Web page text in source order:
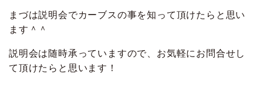
まづは説明会でカーブスの事を知って頂けたらと思い
ます＾＾
説明会は随時承っていますので、お気軽にお問合せし
て頂けたらと思います！